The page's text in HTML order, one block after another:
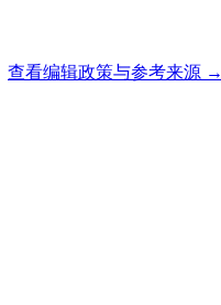
查看编辑政策与参考来源 →